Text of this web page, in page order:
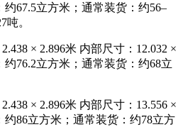
约67.5立方米；通常装货：约56–
吨。
× 2.896米 内部尺寸：12.032 ×
约76.2立方米；通常装货：约68立
× 2.896米 内部尺寸：13.556 ×
约86立方米；通常装货：约78立方